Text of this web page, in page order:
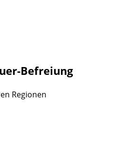
Befreiung
Regionen